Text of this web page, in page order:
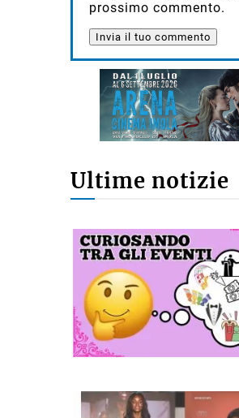
prossimo commento.
Ultime notizie